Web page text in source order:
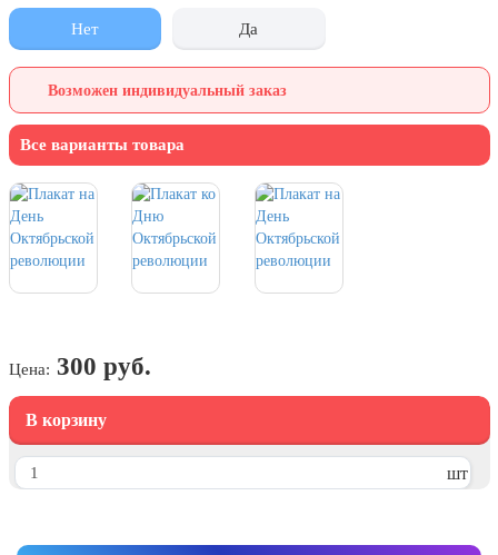
4 ноября, День народного единства
7 ноября, День Октябрьской
10 ноября, День сотрудника органов
внутренних дел РФ
13 ноября, День Войск РХБЗ
19 ноября, День Ракетных Войск и
Артиллерии
5 декабря, День начала
контрнаступления советских войск
борьбы с коррупцией
9 декабря, День Героев Отечества
Нет Да
Возможен индивидуальный заказ
Все варианты товара
Цена: 300 руб.
В корзину
шт